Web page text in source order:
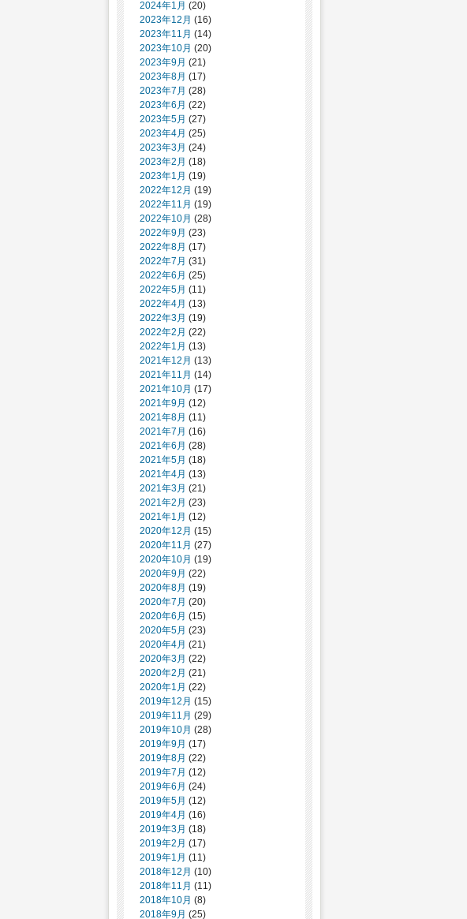
2024年1月 (20)
2023年12月 (16)
2023年11月 (14)
2023年10月 (20)
2023年9月 (21)
2023年8月 (17)
2023年7月 (28)
2023年6月 (22)
2023年5月 (27)
2023年4月 (25)
2023年3月 (24)
2023年2月 (18)
2023年1月 (19)
2022年12月 (19)
2022年11月 (19)
2022年10月 (28)
2022年9月 (23)
2022年8月 (17)
2022年7月 (31)
2022年6月 (25)
2022年5月 (11)
2022年4月 (13)
2022年3月 (19)
2022年2月 (22)
2022年1月 (13)
2021年12月 (13)
2021年11月 (14)
2021年10月 (17)
2021年9月 (12)
2021年8月 (11)
2021年7月 (16)
2021年6月 (28)
2021年5月 (18)
2021年4月 (13)
2021年3月 (21)
2021年2月 (23)
2021年1月 (12)
2020年12月 (15)
2020年11月 (27)
2020年10月 (19)
2020年9月 (22)
2020年8月 (19)
2020年7月 (20)
2020年6月 (15)
2020年5月 (23)
2020年4月 (21)
2020年3月 (22)
2020年2月 (21)
2020年1月 (22)
2019年12月 (15)
2019年11月 (29)
2019年10月 (28)
2019年9月 (17)
2019年8月 (22)
2019年7月 (12)
2019年6月 (24)
2019年5月 (12)
2019年4月 (16)
2019年3月 (18)
2019年2月 (17)
2019年1月 (11)
2018年12月 (10)
2018年11月 (11)
2018年10月 (8)
2018年9月 (25)